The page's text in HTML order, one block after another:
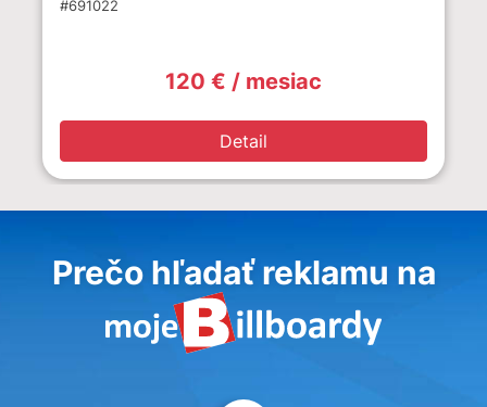
#691022
120 € / mesiac
Detail
Prečo hľadať reklamu na